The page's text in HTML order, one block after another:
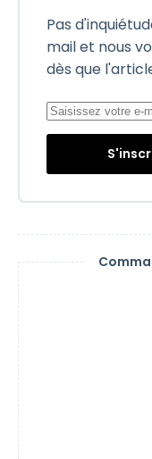
Pas
mail et nous
dès que